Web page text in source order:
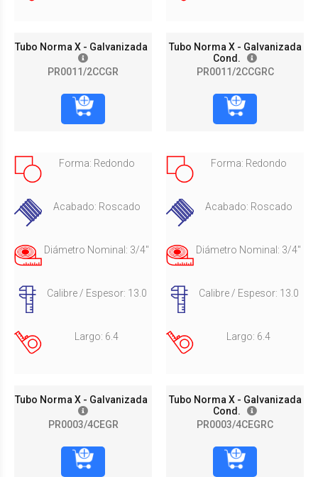
Tubo Norma X - Galvanizada
PR0011/2CCGR
Tubo Norma X - Galvanizada
Cond.
PR0011/2CCGRC
Forma: Redondo
Acabado: Roscado
Diámetro Nominal: 3/4"
Calibre / Espesor: 13.0
Largo: 6.4
Tubo Norma X - Galvanizada
PR0003/4CEGR
Forma: Redondo
Acabado: Roscado
Diámetro Nominal: 3/4"
Calibre / Espesor: 13.0
Largo: 6.4
Tubo Norma X - Galvanizada
Cond.
PR0003/4CEGRC